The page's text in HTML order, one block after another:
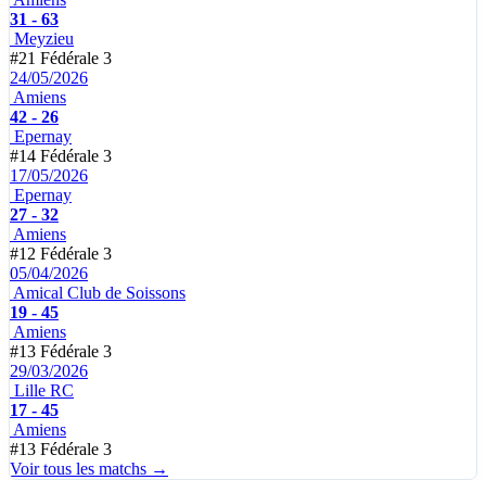
31 - 63
Meyzieu
#21 Fédérale 3
24/05/2026
Amiens
42 - 26
Epernay
#14 Fédérale 3
17/05/2026
Epernay
27 - 32
Amiens
#12 Fédérale 3
05/04/2026
Amical Club de Soissons
19 - 45
Amiens
#13 Fédérale 3
29/03/2026
Lille RC
17 - 45
Amiens
#13 Fédérale 3
Voir tous les matchs →